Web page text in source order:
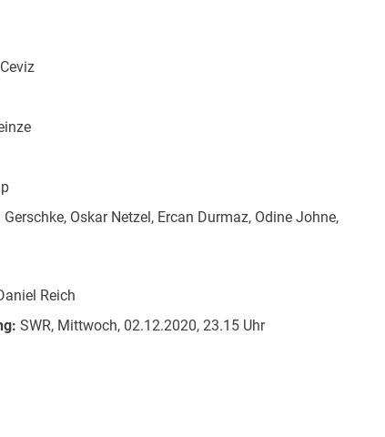
Oskar Netzel, Ercan Durmaz, Odine Johne,
Reich
SWR, Mittwoch, 02.12.2020, 23.15 Uhr